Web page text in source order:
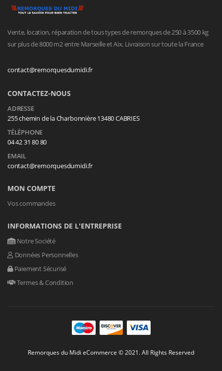
Vente, location, réparation de tous types de remorques de 250 à 3500 kg
sur plus de 8000 m2 entre Marseille et Aix. Livraison sur toute la France
contact@remorquesdumidi.fr
CONTACTEZ-NOUS
ADRESSE
255 chemin de la Charbonnière 13480 CABRIES
TÉLÉPHONE
04 42 31 80 80
EMAIL
contact@remorquesdumidi.fr
MON COMPTE
Vos commandes
INFORMATIONS DE L'ENTREPRISE
Notre Société
Données Personnelles
Paiement Sécurisé
Termes & Condition
Remorques du Midi eCommerce © 2021. All Rights Reserved